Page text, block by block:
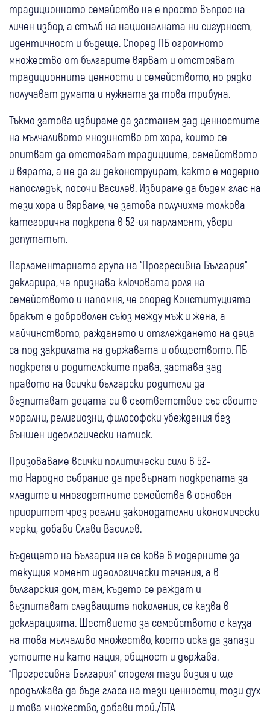
традиционното семейство не е просто въпрос на
личен избор, а стълб на националната ни сигурност,
идентичност и бъдеще. Според ПБ огромното
множество от българите вярват и отстояват
традиционните ценности и семейството, но рядко
получават думата и нужната за това трибуна.
Тъкмо затова избираме да застанем зад ценностите
на мълчаливото мнозинство от хора, които се
опитват да отстояват традициите, семейството
и вярата, а не да ги деконструират, както е модерно
напоследък, посочи Василев. Избираме да бъдем глас на
тези хора и вярваме, че затова получихме толкова
категорична подкрепа в 52-ия парламент, увери
депутатът.
Парламентарната група на “Прогресивна България“
декларира, че признава ключовата роля на
семейството и напомня, че според Конституцията
бракът е доброволен съюз между мъж и жена, а
майчинството, раждането и отглеждането на деца
са под закрилата на държавата и обществото. ПБ
подкрепя и родителските права, застава зад
правото на всички български родители да
възпитават децата си в съответствие със своите
морални, религиозни, философски убеждения без
външен идеологически натиск.
Призоваваме всички политически сили в 52-
то Народно събрание да превърнат подкрепата за
младите и многодетните семейства в основен
приоритет чрез реални законодателни икономически
мерки, добави Слави Василев.
Бъдещето на България не се кове в модерните за
текущия момент идеологически течения, а в
българския дом, там, където се раждат и
възпитават следващите поколения, се казва в
декларацията. Шествието за семейството е кауза
на това мълчаливо множество, което иска да запази
устоите ни като нация, общност и държава.
“Прогресивна България“ споделя тази визия и ще
продължава да бъде гласа на тези ценности, този дух
и това множество, добави той./БТА